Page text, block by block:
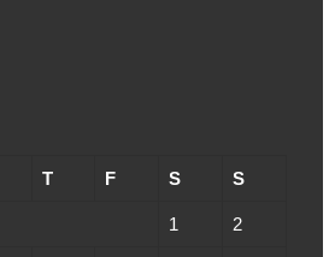
T F S S
1 2